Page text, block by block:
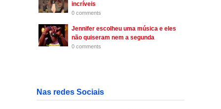
incríveis
0 comments
Jennifer escolheu uma música e eles
não quiseram nem a segunda
0 comments
Nas redes Sociais